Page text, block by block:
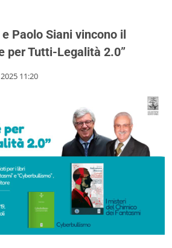
Paolo Siani vincono il
per Tutti-Legalità 2.0”
11:20